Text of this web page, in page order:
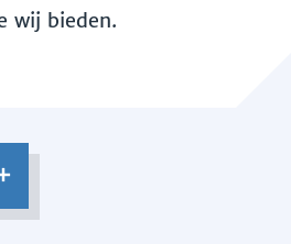
wij bieden.